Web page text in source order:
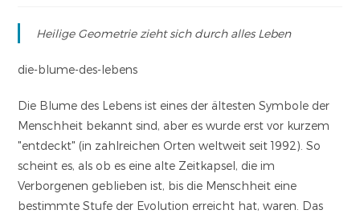
Heilige Geometrie zieht sich durch alles Leben
die-blume-des-lebens
Die Blume des Lebens ist eines der ältesten Symbole der
Menschheit bekannt sind, aber es wurde erst vor kurzem
"entdeckt" (in zahlreichen Orten weltweit seit 1992). So
scheint es, als ob es eine alte Zeitkapsel, die im
Verborgenen geblieben ist, bis die Menschheit eine
bestimmte Stufe der Evolution erreicht hat, waren. Das